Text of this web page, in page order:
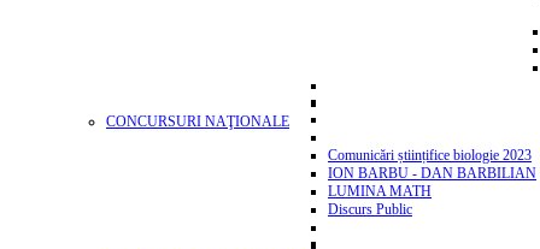
CONCURSURI NAŢIONALE
Comunicări științifice biologie 2023
ION BARBU - DAN BARBILIAN
LUMINA MATH
Discurs Public